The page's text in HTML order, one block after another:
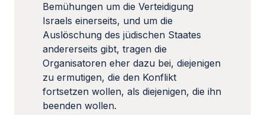
Bemühungen um die Verteidigung
Israels einerseits, und um die
Auslöschung des jüdischen Staates
andererseits gibt, tragen die
Organisatoren eher dazu bei, diejenigen
zu ermutigen, die den Konflikt
fortsetzen wollen, als diejenigen, die ihn
beenden wollen.